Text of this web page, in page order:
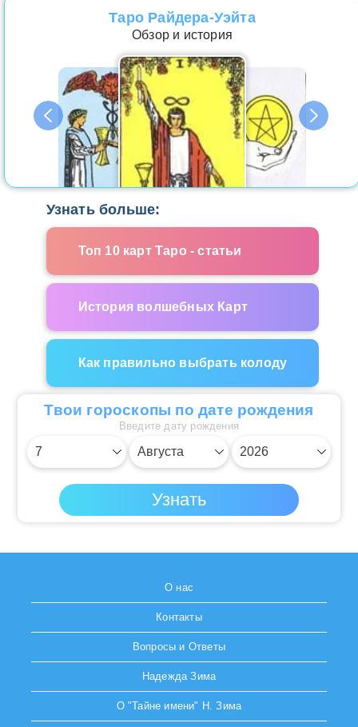
Таро Райдера-Уэйта
Обзор и история
Узнать больше:
Топ 10 карт Таро - статьи
История волшебных Карт
Как правильно выбрать колоду
Твои гороскопы по дате рождения
Введите дату рождения
О нас
Контакты
Вопросы и Ответы
Надежда Зима
О "Тайне имени" Н. Зима